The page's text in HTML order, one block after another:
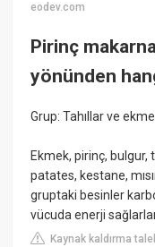
eodev.com
Pirinç
yönünden
Grup: Tahıllar ve
Ekmek, pirinç,
patates, kestane,
gruptaki besinler
vücuda enerji
Kaynak kaldırma